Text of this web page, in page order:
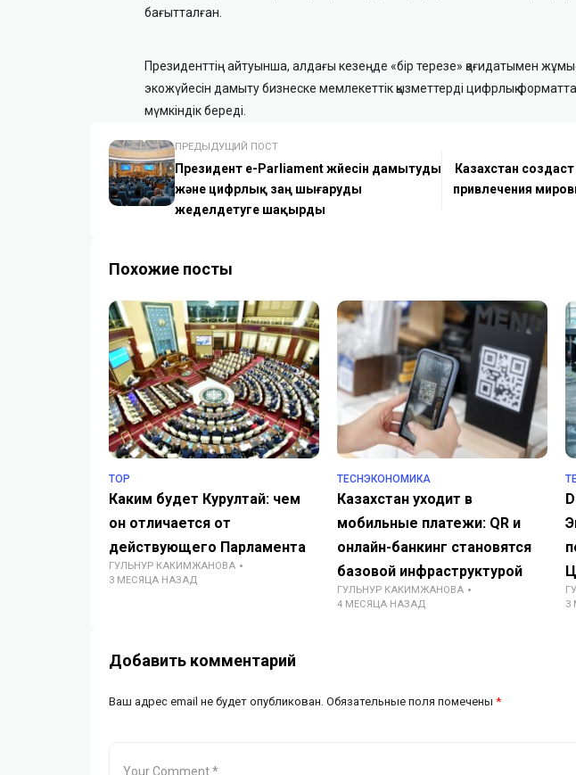
бағытталған.
Президенттің айтуынша, алдағы кезеңде «бір терезе» қағидатымен
экожүйесін дамыту бизнеске мемлекеттік қызметтерді цифрлық
мүмкіндік береді.
ПРЕДЫДУЩИЙ ПОСТ
Президент e-Parliament жүйесін дамытуды
және цифрлық заң шығаруды
жеделдетуге шақырды
Казахстан
привлечения
Похожие посты
TOP
Каким будет Курултай: чем
он отличается от
действующего Парламента
ГУЛЬНУР КАКИМЖАНОВА
3 МЕСЯЦА НАЗАД
TECHЭКОНОМИКА
Казахстан уходит в
мобильные платежи: QR и
онлайн-банкинг становятся
базовой инфраструктурой
ГУЛЬНУР КАКИМЖАНОВА
4 МЕСЯЦА НАЗАД
3
Добавить комментарий
Ваш адрес email не будет опубликован. Обязательные поля помечены *